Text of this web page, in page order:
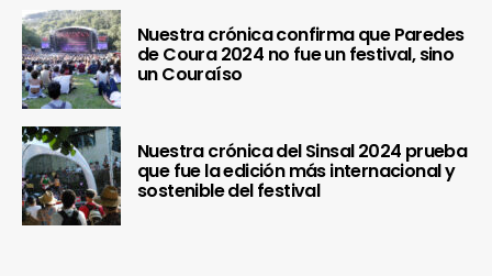
Nuestra crónica confirma que Paredes
de Coura 2024 no fue un festival, sino
un Couraíso
Nuestra crónica del Sinsal 2024 prueba
que fue la edición más internacional y
sostenible del festival